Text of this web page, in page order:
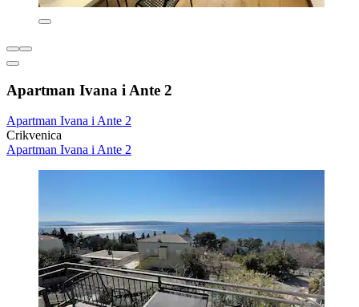
Apartman Ivana i Ante 2
Apartman Ivana i Ante 2
Crikvenica
Apartman Ivana i Ante 2